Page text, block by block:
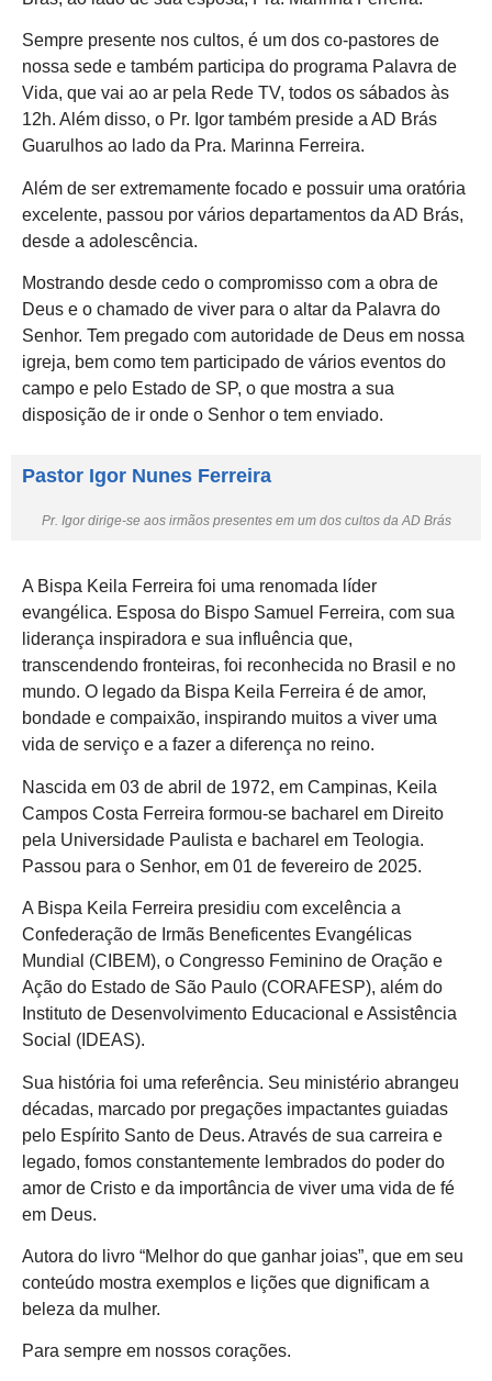
Sempre presente nos cultos, é um dos co-pastores de
nossa sede e também participa do programa Palavra de
Vida, que vai ao ar pela Rede TV, todos os sábados às
12h. Além disso, o Pr. Igor também preside a AD Brás
Guarulhos ao lado da Pra. Marinna Ferreira.
Além de ser extremamente focado e possuir uma oratória
excelente, passou por vários departamentos da AD Brás,
desde a adolescência.
Mostrando desde cedo o compromisso com a obra de
Deus e o chamado de viver para o altar da Palavra do
Senhor. Tem pregado com autoridade de Deus em nossa
igreja, bem como tem participado de vários eventos do
campo e pelo Estado de SP, o que mostra a sua
disposição de ir onde o Senhor o tem enviado.
Pastor Igor Nunes Ferreira
Pr. Igor dirige-se aos irmãos presentes em um dos cultos da AD Brás
A Bispa Keila Ferreira foi uma renomada líder
evangélica. Esposa do Bispo Samuel Ferreira, com sua
liderança inspiradora e sua influência que,
transcendendo fronteiras, foi reconhecida no Brasil e no
mundo. O legado da Bispa Keila Ferreira é de amor,
bondade e compaixão, inspirando muitos a viver uma
vida de serviço e a fazer a diferença no reino.
Nascida em 03 de abril de 1972, em Campinas, Keila
Campos Costa Ferreira formou-se bacharel em Direito
pela Universidade Paulista e bacharel em Teologia.
Passou para o Senhor, em 01 de fevereiro de 2025.
A Bispa Keila Ferreira presidiu com excelência a
Confederação de Irmãs Beneficentes Evangélicas
Mundial (CIBEM), o Congresso Feminino de Oração e
Ação do Estado de São Paulo (CORAFESP), além do
Instituto de Desenvolvimento Educacional e Assistência
Social (IDEAS).
Sua história foi uma referência. Seu ministério abrangeu
décadas, marcado por pregações impactantes guiadas
pelo Espírito Santo de Deus. Através de sua carreira e
legado, fomos constantemente lembrados do poder do
amor de Cristo e da importância de viver uma vida de fé
em Deus.
Autora do livro “Melhor do que ganhar joias”, que em seu
conteúdo mostra exemplos e lições que dignificam a
beleza da mulher.
Para sempre em nossos corações.